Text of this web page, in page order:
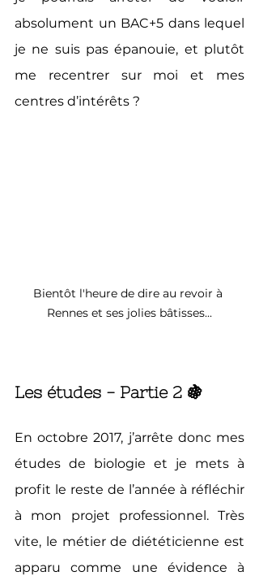
absolument un BAC+5 dans lequel
je ne suis pas épanouie, et plutôt
me recentrer sur moi et mes
centres d’intérêts ?
Bientôt l'heure de dire au revoir à
Rennes et ses jolies bâtisses...
Les études - Partie 2 🍇
En octobre 2017, j’arrête donc mes
études de biologie et je mets à
profit le reste de l’année à réfléchir
à mon projet professionnel. Très
vite, le métier de diététicienne est
apparu comme une évidence à